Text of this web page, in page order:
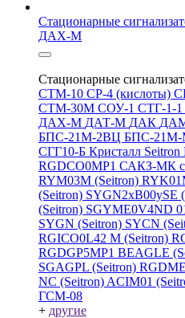
Стационарные
ДАХ-М
Стационарные
СТМ-10 СР-4 (кислоты)
СТМ-30М СОУ-1 СТГ-1-1
ДАХ-М ДАТ-М ДАК
БПС-21М-2ВЦ БПС-
СГГ10-Б Кристалл
RGDCO0MP1 САКЗ-МК
RYM03M (Seitron)
(Seitron) SYGN2xB00ySE
(Seitron) SGYME0V4ND
SYGN (Seitron) SYCN
RGICO0L42 M (Seitron)
RGDGP5MP1 BEAGLE
SGAGPL (Seitron)
NC (Seitron) ACIM01
ГСМ-08
+ другие